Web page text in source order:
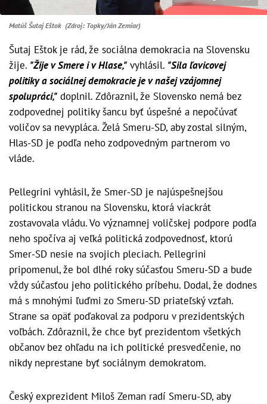
Matúš Šutaj Eštok (Zdroj: Topky/Ján Zemiar)
Šutaj Eštok je rád, že sociálna demokracia na Slovensku
žije. "Žije v Smere i v Hlase," vyhlásil. "Sila ľavicovej
politiky a sociálnej demokracie je v našej vzájomnej
spolupráci," doplnil. Zdôraznil, že Slovensko nemá bez
zodpovednej politiky šancu byť úspešné a nepočúvať
voličov sa nevypláca. Želá Smeru-SD, aby zostal silným,
Hlas-SD je podľa neho zodpovedným partnerom vo
vláde.
Pellegrini vyhlásil, že Smer-SD je najúspešnejšou
politickou stranou na Slovensku, ktorá viackrát
zostavovala vládu. Vo významnej voličskej podpore podľa
neho spočíva aj veľká politická zodpovednosť, ktorú
Smer-SD nesie na svojich pleciach. Pellegrini
pripomenul, že bol dlhé roky súčasťou Smeru-SD a bude
vždy súčasťou jeho politického príbehu. Dodal, že dodnes
má s mnohými ľuďmi zo Smeru-SD priateľský vzťah.
Strane sa opäť poďakoval za podporu v prezidentských
voľbách. Zdôraznil, že chce byť prezidentom všetkých
občanov bez ohľadu na ich politické presvedčenie, no
nikdy neprestane byť sociálnym demokratom.
Český exprezident Miloš Zeman radí Smeru-SD, aby